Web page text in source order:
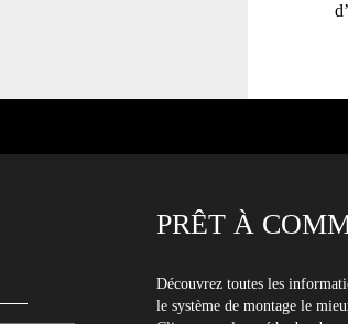
PRÊT À
Découvrez toutes les
le système de montage le